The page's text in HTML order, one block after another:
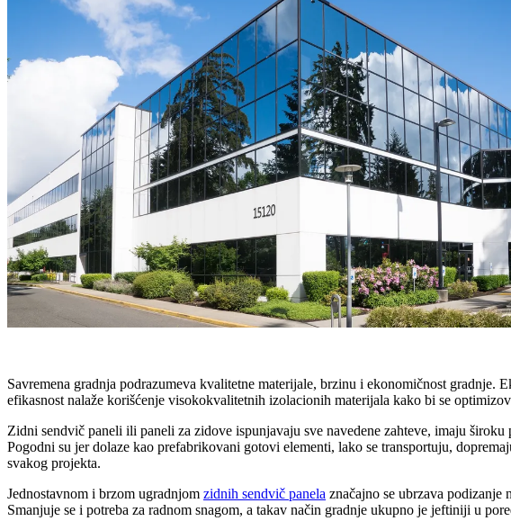
Savremena gradnja podrazumeva kvalitetne materijale, brzinu i ekonomičnost
efikasnost nalaže korišćenje visokokvalitetnih izolacionih materijala kako bi se
Zidni sendvič paneli ili paneli za zidove ispunjavaju sve navedene zahteve, imaju
Pogodni su jer dolaze kao prefabrikovani gotovi elementi, lako se transportuju,
svakog projekta.
Jednostavnom i brzom ugradnjom zidnih sendvič panela značajno se ubrzava
Smanjuje se i potreba za radnom snagom, a takav način gradnje ukupno je jeftiniji u